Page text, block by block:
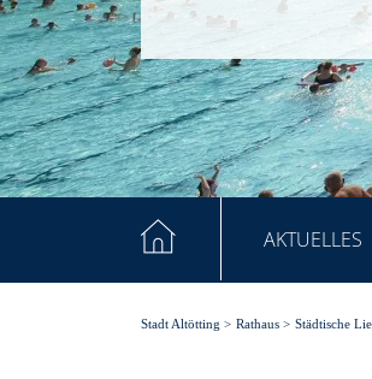
AKTUELLES
Stadt Altötting > Rathaus > Städtische